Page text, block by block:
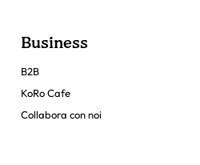
Business
B2B
KoRo Cafe
Collabora con noi